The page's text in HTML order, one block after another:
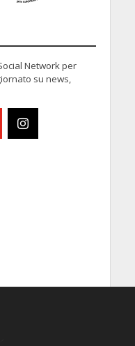
Network per
su news,